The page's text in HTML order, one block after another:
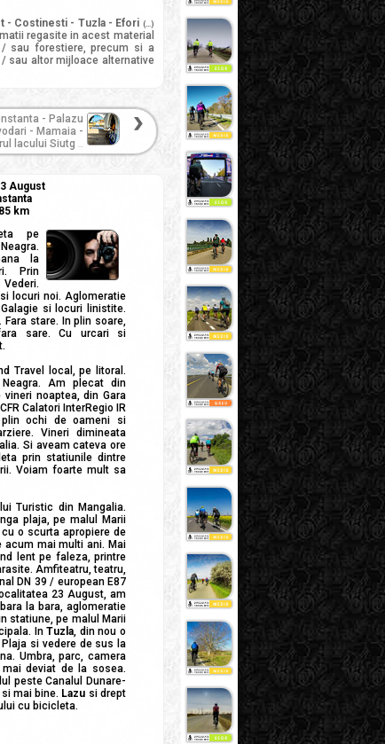
- Costinesti - Tuzla - Efori (...)
regasite in acest material
sau forestiere, precum si a
sau altor mijloace alternative
- Palazu
- Mamaia -
lacului Siutg ...
August
km
pe
la
Prin
locuri noi. Aglomeratie
si locuri linistite.
stare. In plin soare,
sare. Cu urcari si
Travel local, pe litoral.
Am plecat din
vineri noaptea, din Gara
Calatori InterRegio IR
ochi de oameni si
Vineri dimineata
Si aveam cateva ore
prin statiunile dintre
Voiam foarte mult sa
Turistic din Mangalia.
plaja, pe malul Marii
cu o scurta apropiere de
acum mai multi ani. Mai
lent pe faleza, printre
Amfiteatru, teatru,
DN 39 / european E87
23 August, am
la bara, aglomeratie
statiune, pe malul Marii
InTuzla, din nou o
si vedere de sus la
Umbra, parc, camera
deviat de la sosea.
peste Canalul Dunare-
mai bine. Lazu si drept
cu bicicleta.